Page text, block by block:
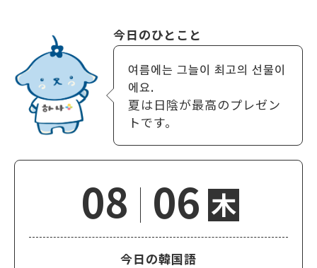
今日のひとこと
여름에는 그늘이 최고의 선물이
에요.
夏は日陰が最高のプレゼン
トです。
08 06 木
今日の韓国語